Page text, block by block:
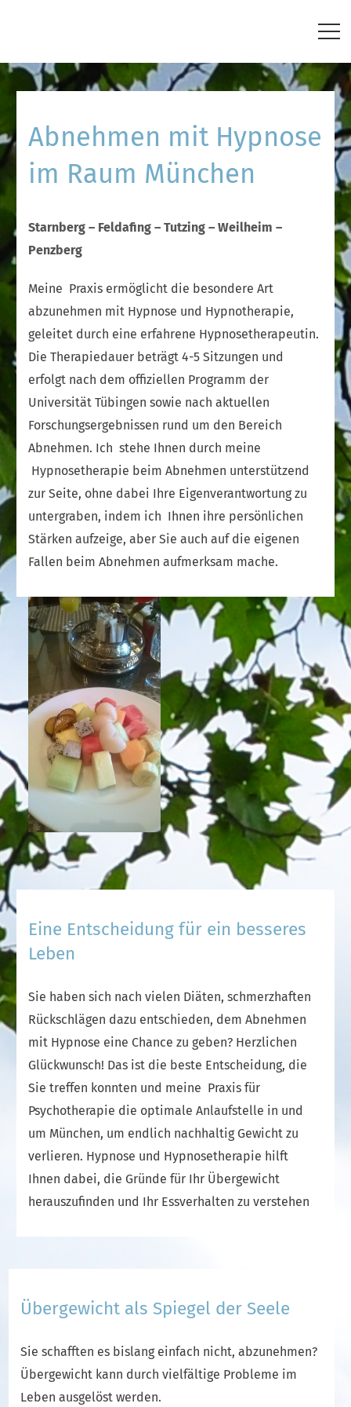
Abnehmen mit Hypnose
im Raum München
Starnberg – Feldafing – Tutzing – Weilheim –
Penzberg
Meine Praxis ermöglicht die besondere Art
abzunehmen mit Hypnose und Hypnotherapie,
geleitet durch eine erfahrene Hypnosetherapeutin.
Die Therapiedauer beträgt 4-5 Sitzungen und
erfolgt nach dem offiziellen Programm der
Universität Tübingen sowie nach aktuellen
Forschungsergebnissen rund um den Bereich
Abnehmen. Ich stehe Ihnen durch meine
Hypnosetherapie beim Abnehmen unterstützend
zur Seite, ohne dabei Ihre Eigenverantwortung zu
untergraben, indem ich Ihnen ihre persönlichen
Stärken aufzeige, aber Sie auch auf die eigenen
Fallen beim Abnehmen aufmerksam mache.
Eine Entscheidung für ein besseres
Leben
Sie haben sich nach vielen Diäten, schmerzhaften
Rückschlägen dazu entschieden, dem Abnehmen
mit Hypnose eine Chance zu geben? Herzlichen
Glückwunsch! Das ist die beste Entscheidung, die
Sie treffen konnten und meine Praxis für
Psychotherapie die optimale Anlaufstelle in und
um München, um endlich nachhaltig Gewicht zu
verlieren. Hypnose und Hypnosetherapie hilft
Ihnen dabei, die Gründe für Ihr Übergewicht
herauszufinden und Ihr Essverhalten zu verstehen
Übergewicht als Spiegel der Seele
Sie schafften es bislang einfach nicht, abzunehmen?
Übergewicht kann durch vielfältige Probleme im
Leben ausgelöst werden.